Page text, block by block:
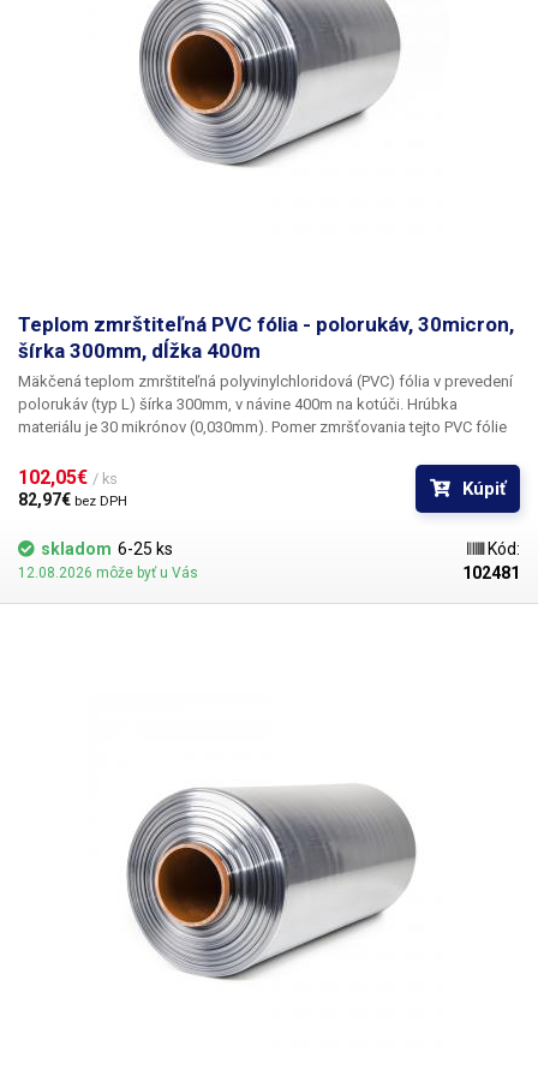
Pomer zmrštenia: 1,6: 1 Typ fólie: PVC Tvar: polorukáv (L) Vnútorný
priemer role: 33mm Farba: transparentná Obrázok je iba ilustratívny.
Teplom zmrštiteľná PVC fólia - polorukáv, 30micron,
šírka 300mm, dĺžka 400m
Mäkčená teplom zmrštiteľná polyvinylchloridová (PVC) fólia v prevedení
polorukáv (typ L) šírka 300mm, v návine 400m na kotúči. Hrúbka
materiálu je 30 mikrónov (0,030mm). Pomer zmršťovania tejto PVC fólie
zmrštiteľnosť už pri nízkych teplotách (od 90 ° C). PVC fólie sú
transparentné, bez zápachu, vysoko odolné a nepriepustné. PVC fólie pri
zmršťovaní dokonale kopírujú tvar produktu, preto sú vhodné pre
balenie i tvarovo náročných výrobkov. K zmršteniu je potrebné
rovnomerné pôsobenie teplotou vyššou ako 90 ° C - ideálne za použitia
tzv. teplovzdušnej zmršťovacej komory, kde je teplota rovnomerne
rozprestretá. Po zahriatí fólia kopíruje tvar baleného predmetu. Pri
predovšetkým polyolefinové fólie (PF), ktoré sú pre potraviny zdravotne
Parametre:Dĺžka: 400m Šírka: 300mm Hrúbka: 30 mikrónov
(0,030mm) Teplota zmrštenia:> 90 ° C Pomer zmrštenia: 1,6: 1 Typ fólie:
PVC Tvar: polorukáv (L) Vnútorný priemer role: 75mm Farba:
102,05€ / ks
82,97€ bez DPH
Kúpiť
skladom 6-25 ks
12.08.2026 môže byť u Vás
Kód:
102481